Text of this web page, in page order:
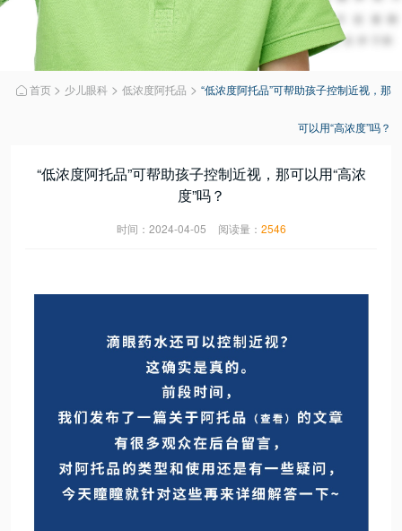
 首页 > 少儿眼科 > 低浓度阿托品 > “低浓度阿托品”可帮助孩子控制近视，那
可以用“高浓度”吗？
“低浓度阿托品”可帮助孩子控制近视，那可以用“高浓
度”吗？
时间：2024-04-05 阅读量： 2546